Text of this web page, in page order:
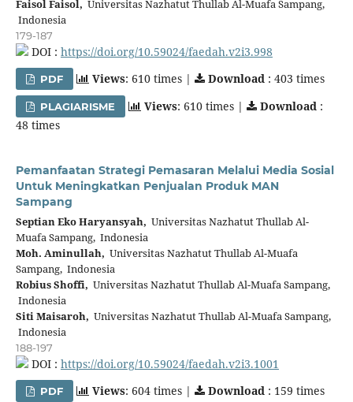
Faisol Faisol, Universitas Nazhatut Thullab Al-Muafa Sampang,
Indonesia
179-187
DOI : https://doi.org/10.59024/faedah.v2i3.998
PDF Views: 610 times | Download : 403 times
PLAGIARISME Views: 610 times | Download :
48 times
Pemanfaatan Strategi Pemasaran Melalui Media Sosial
Untuk Meningkatkan Penjualan Produk MAN
Sampang
Septian Eko Haryansyah, Universitas Nazhatut Thullab Al-
Muafa Sampang, Indonesia
Moh. Aminullah, Universitas Nazhatut Thullab Al-Muafa
Sampang, Indonesia
Robius Shoffi, Universitas Nazhatut Thullab Al-Muafa Sampang,
Indonesia
Siti Maisaroh, Universitas Nazhatut Thullab Al-Muafa Sampang,
Indonesia
188-197
DOI : https://doi.org/10.59024/faedah.v2i3.1001
PDF Views: 604 times | Download : 159 times